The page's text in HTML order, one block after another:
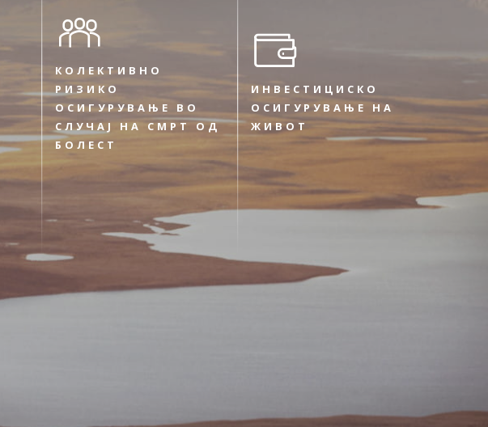
КОЛЕКТИВНО
РИЗИКО
ОСИГУРУВАЊЕ ВО
СЛУЧАЈ НА СМРТ ОД
БОЛЕСТ
ИНВЕСТИЦИСКО
ОСИГУРУВАЊЕ НА
ЖИВОТ